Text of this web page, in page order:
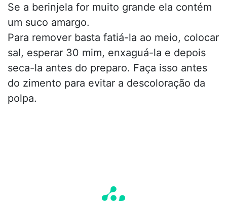
Se a berinjela for muito grande ela contém
um suco amargo.
Para remover basta fatiá-la ao meio, colocar
sal, esperar 30 mim, enxaguá-la e depois
seca-la antes do preparo. Faça isso antes
do zimento para evitar a descoloração da
polpa.